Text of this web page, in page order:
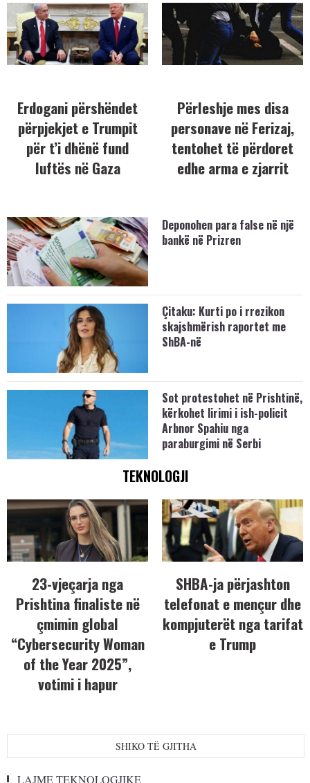
Erdogani përshëndet
përpjekjet e Trumpit
për t’i dhënë fund
luftës në Gaza
Përleshje mes disa
personave në Ferizaj,
tentohet të përdoret
edhe arma e zjarrit
Deponohen para false në një
bankë në Prizren
Çitaku: Kurti po i rrezikon
skajshmërish raportet me
ShBA-në
Sot protestohet në Prishtinë,
kërkohet lirimi i ish-policit
Arbnor Spahiu nga
paraburgimi në Serbi
TEKNOLOGJI
23-vjeçarja nga
Prishtina finaliste në
çmimin global
“Cybersecurity Woman
of the Year 2025”,
votimi i hapur
SHBA-ja përjashton
telefonat e mençur dhe
kompjuterët nga tarifat
e Trump
SHIKO TË GJITHA
LAJME TEKNOLOGJIKE